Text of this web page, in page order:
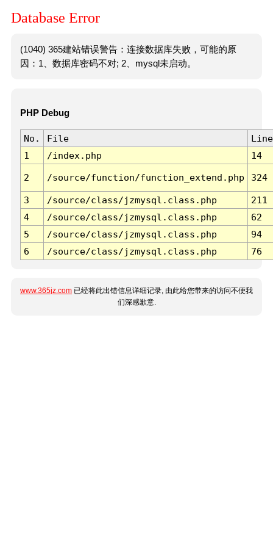
Database Error
(1040) 365建站错误警告：连接数据库失败，可能的原
因：1、数据库密码不对; 2、mysql未启动。
PHP Debug
No. File
Line
1
/index.php 14
2 /source/function/function_extend.php 324
3 /source/class/jzmysql.class.php
211
4
/source/class/jzmysql.class.php
62
5
/source/class/jzmysql.class.php
94
6
/source/class/jzmysql.class.php 76
www.365jz.com 已经将此出错信息详细记录, 由此给您带来的访问不便我
们深感歉意.